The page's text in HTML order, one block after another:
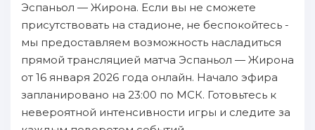
Эспаньол — Жирона. Если вы не сможете
присутствовать на стадионе, не беспокойтесь -
мы предоставляем возможность насладиться
прямой трансляцией матча Эспаньол — Жирона
от 16 января 2026 года онлайн. Начало эфира
запланировано на 23:00 по МСК. Готовьтесь к
невероятной интенсивности игры и следите за